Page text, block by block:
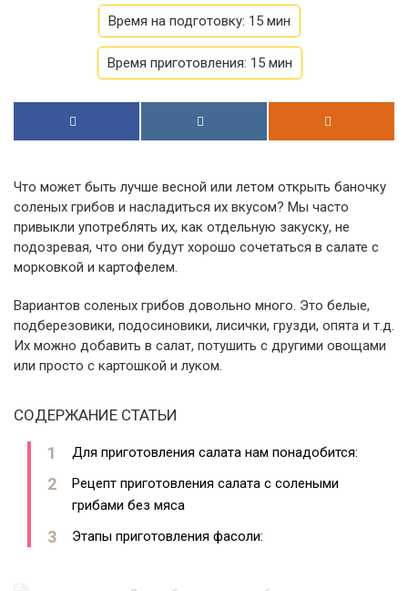
Время на подготовку: 15 мин
Время приготовления: 15 мин
Что может быть лучше весной или летом открыть баночку
соленых грибов и насладиться их вкусом? Мы часто
привыкли употреблять их, как отдельную закуску, не
подозревая, что они будут хорошо сочетаться в салате с
морковкой и картофелем.
Вариантов соленых грибов довольно много. Это белые,
подберезовики, подосиновики, лисички, грузди, опята и т.д.
Их можно добавить в салат, потушить с другими овощами
или просто с картошкой и луком.
СОДЕРЖАНИЕ СТАТЬИ
Для приготовления салата нам понадобится:
Рецепт приготовления салата с солеными
грибами без мяса
Этапы приготовления фасоли: